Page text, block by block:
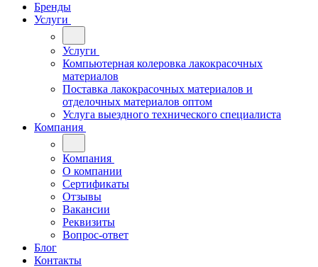
Бренды
Услуги
Услуги
Компьютерная колеровка лакокрасочных
материалов
Поставка лакокрасочных материалов и
отделочных материалов оптом
Услуга выездного технического специалиста
Компания
Компания
О компании
Сертификаты
Отзывы
Вакансии
Реквизиты
Вопрос-ответ
Блог
Контакты